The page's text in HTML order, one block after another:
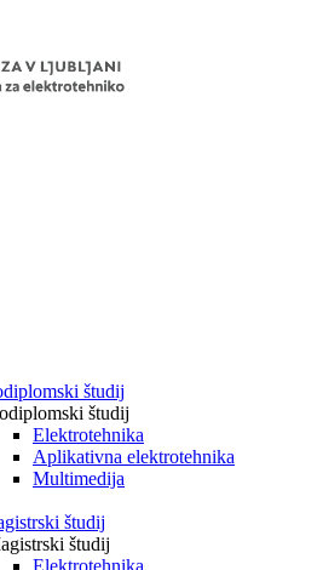
študij
študij
Elektrotehnika
Aplikativna elektrotehnika
Multimedija
študij
študij
Elektrotehnika